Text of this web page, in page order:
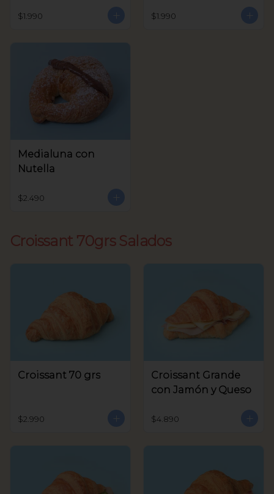
$1.990 $1.990
Medialuna con
Nutella
$2.490
Croissant 70grs Salados
Croissant 70 grs
$2.990
Croissant Grande
con Jamón y Queso
$4.890